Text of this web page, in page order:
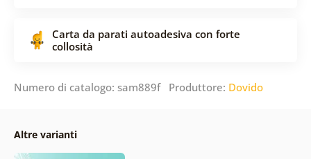
Carta da parati autoadesiva con forte
collosità
Numero di catalogo: sam889f Produttore: Dovido
Altre varianti